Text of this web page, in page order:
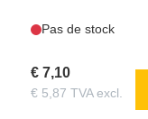
Pas de stock
€ 7,10
€ 5,87 TVA excl.